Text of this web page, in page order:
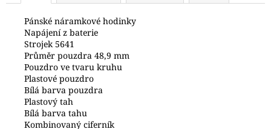
Pánské náramkové hodinky
Napájení z baterie
Strojek 5641
Průměr pouzdra 48,9 mm
Pouzdro ve tvaru kruhu
Plastové pouzdro
Bílá barva pouzdra
Plastový tah
Bílá barva tahu
Kombinovaný ciferník
j
HODINKY
ORIENT
RABA006B30B24